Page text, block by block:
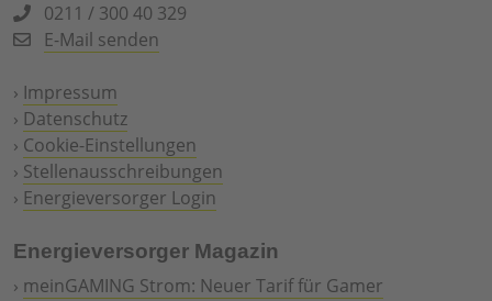
0211 / 300 40 329
E-Mail senden
› Impressum
› Datenschutz
› Cookie-Einstellungen
› Stellenausschreibungen
› Energieversorger Login
Energieversorger Magazin
› meinGAMING Strom: Neuer Tarif für Gamer